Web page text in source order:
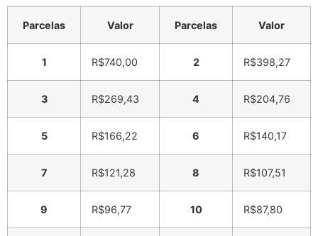
Parcelas Valor Parcelas Valor
1 R$740,00 2 R$398,27
3 R$269,43 4 R$204,76
5 R$166,22 6 R$140,17
7 R$121,28 8 R$107,51
9 R$96,77 10 R$87,80